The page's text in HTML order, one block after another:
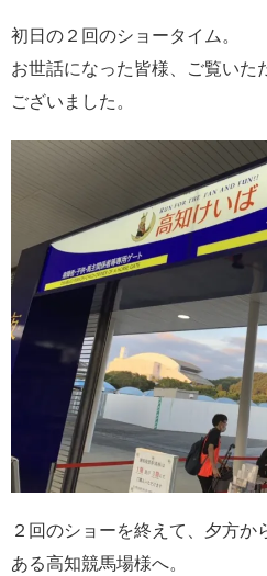
初日の２回のショータイム。
お世話になった皆様、ご覧いた
ございました。
２回のショーを終えて、夕方か
ある高知競馬場様へ。